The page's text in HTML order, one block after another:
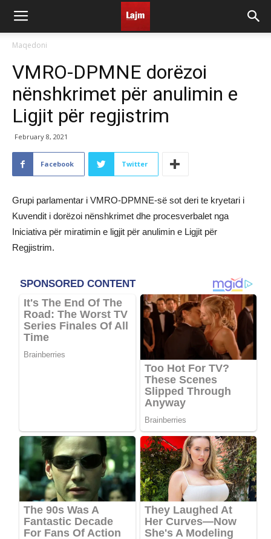
Maqedoni
VMRO-DPMNE dorëzoi
nënshkrimet për anulimin e
Ligjit për regjistrim
February 8, 2021
Facebook Twitter
Grupi parlamentar i VMRO-DPMNE-së sot deri te kryetari i
Kuvendit i dorëzoi nënshkrimet dhe procesverbalet nga
Iniciativa për miratimin e ligjit për anulimin e Ligjit për
Regjistrim.